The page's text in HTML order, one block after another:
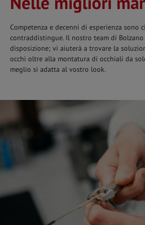
Competenza e decenni di esperienza sono
contraddistingue. Il nostro team di Bolzano
disposizione; vi aiuterà a trovare la
occhi oltre alla montatura di occhiali da
meglio si adatta al vostro look.